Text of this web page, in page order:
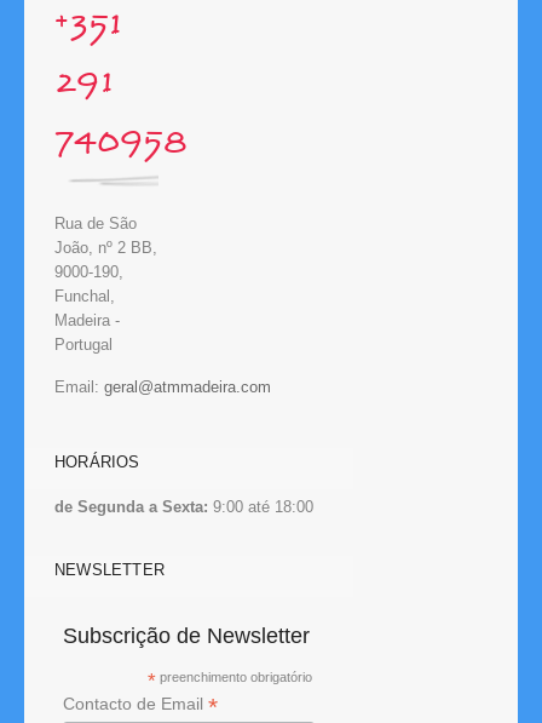
+351
291
740958
Rua de São
João, nº 2 BB,
9000-190,
Funchal,
Madeira -
Portugal
Email:
HORÁRIOS
de Segunda a Sexta: 9:00 até 18:00
NEWSLETTER
Subscrição de Newsletter
* preenchimento obrigatório
Contacto de Email *